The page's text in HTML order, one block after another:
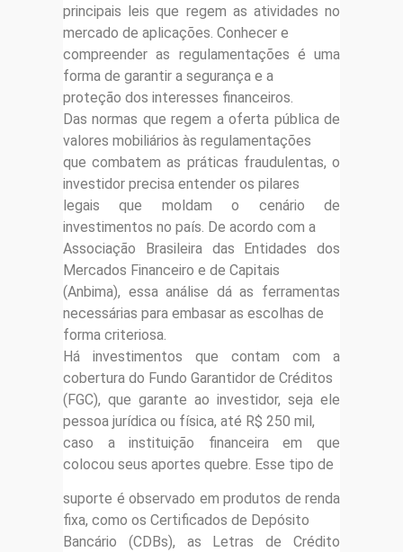
principais leis que regem as atividades no
mercado de aplicações. Conhecer e
compreender as regulamentações é uma
forma de garantir a segurança e a
proteção dos interesses financeiros.
Das normas que regem a oferta pública de
valores mobiliários às regulamentações
que combatem as práticas fraudulentas, o
investidor precisa entender os pilares
legais que moldam o cenário de
investimentos no país. De acordo com a
Associação Brasileira das Entidades dos
Mercados Financeiro e de Capitais
(Anbima), essa análise dá as ferramentas
necessárias para embasar as escolhas de
forma criteriosa.
Há investimentos que contam com a
cobertura do Fundo Garantidor de Créditos
(FGC), que garante ao investidor, seja ele
pessoa jurídica ou física, até R$ 250 mil,
caso a instituição financeira em que
colocou seus aportes quebre. Esse tipo de
suporte é observado em produtos de renda
fixa, como os Certificados de Depósito
Bancário (CDBs), as Letras de Crédito